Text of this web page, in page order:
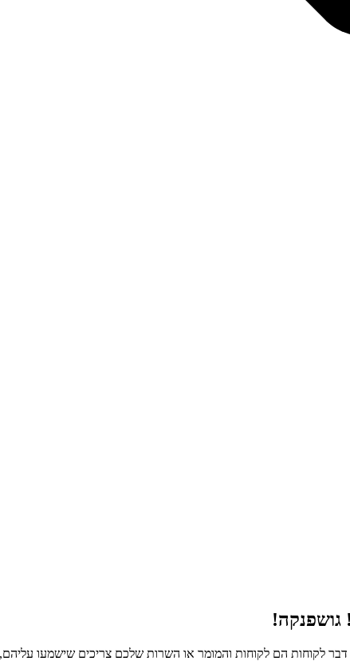
גושפנקה!
לקוחות הם לקוחות והמומר או השרות שלכם צריכים שישמעו